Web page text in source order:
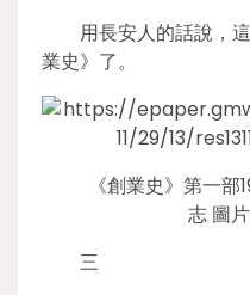
用長安人的話說，
業史》了。
《創業史》第一
志 圖
三